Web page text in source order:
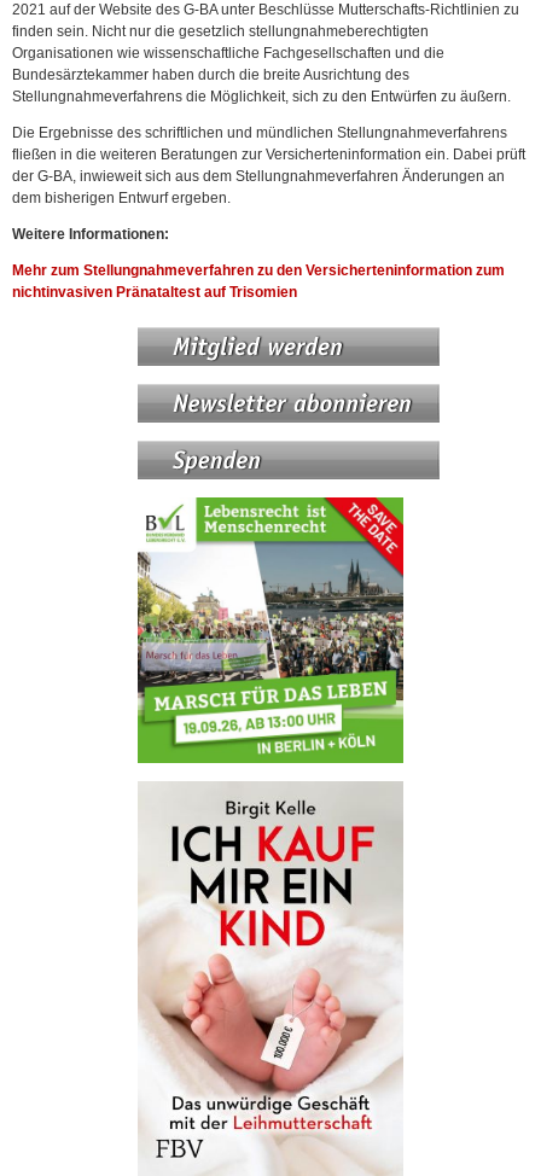
2021 auf der Website des G-BA unter Beschlüsse Mutterschafts-Richtlinien zu
finden sein. Nicht nur die gesetzlich stellungnahmeberechtigten
Organisationen wie wissenschaftliche Fachgesellschaften und die
Bundesärztekammer haben durch die breite Ausrichtung des
Stellungnahmeverfahrens die Möglichkeit, sich zu den Entwürfen zu äußern.
Die Ergebnisse des schriftlichen und mündlichen Stellungnahmeverfahrens
fließen in die weiteren Beratungen zur Versicherteninformation ein. Dabei prüft
der G-BA, inwieweit sich aus dem Stellungnahmeverfahren Änderungen an
dem bisherigen Entwurf ergeben.
Weitere Informationen:
Mehr zum Stellungnahmeverfahren zu den Versicherteninformation zum
nichtinvasiven Pränataltest auf Trisomien